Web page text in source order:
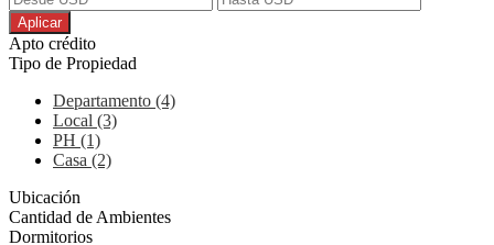
Aplicar
Apto crédito
Tipo de Propiedad
Departamento (4)
Local (3)
PH (1)
Casa (2)
Ubicación
Cantidad de Ambientes
Dormitorios